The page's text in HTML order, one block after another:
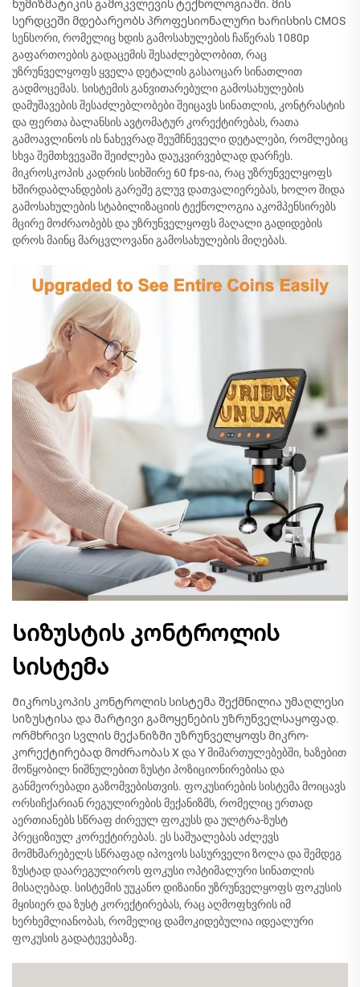
ნუმიზმატიკის გამოკვლევის ტექნოლოგიაში. მის
სერდცეში მდებარეობს პროფესიონალური ხარისხის CMOS
სენსორი, რომელიც ხდის გამოსახულების ჩაწერას 1080p
გაფართოების გადაცემის შესაძლებლობით, რაც
უზრუნველყოფს ყველა დეტალის გასაოცარ სინათლით
გადმოცემას. სისტემის განვითარებული გამოსახულების
დამუშავების შესაძლებლობები შეიცავს სინათლის, კონტრასტის
და ფერთა ბალანსის ავტომატურ კორექტირებას, რათა
გამოავლინოს ის ნახევრად შეუმჩნეველი დეტალები, რომლებიც
სხვა შემთხვევაში შეიძლება დაუკვირვებლად დარჩეს.
მიკროსკოპის კადრის სიხშირე 60 fps-ია, რაც უზრუნველყოფს
ხშირდაბლანდების გარეშე გლუვ დათვალიერებას, ხოლო შიდა
გამოსახულების სტაბილიზაციის ტექნოლოგია აკომპენსირებს
მცირე მოძრაობებს და უზრუნველყოფს მაღალი გადიდების
დროს მაინც მარცვლოვანი გამოსახულების მიღებას.
Სიზუსტის კონტროლის
სისტემა
Მიკროსკოპის კონტროლის სისტემა შექმნილია უმაღლესი
სიზუსტისა და მარტივი გამოყენების უზრუნველსაყოფად.
ორმხრივი სვლის მექანიზმი უზრუნველყოფს მიკრო-
კორექტირებად მოძრაობას X და Y მიმართულებებში, ხაზებით
მოწყობილ ნიშნულებით ზუსტი პოზიციონირებისა და
განმეორებადი გაზომვებისთვის. ფოკუსირების სისტემა მოიცავს
ორსიჩქარიან რეგულირების მექანიზმს, რომელიც ერთად
აერთიანებს სწრაფ ძირეულ ფოკუსს და ულტრა-ზუსტ
პრეციზიულ კორექტირებას. ეს საშუალებას აძლევს
მომხმარებელს სწრაფად იპოვოს სასურველი ზოლა და შემდეგ
ზუსტად დაარეგულიროს ფოკუსი ოპტიმალური სინათლის
მისაღებად. სისტემის უუკანო დიზაინი უზრუნველყოფს ფოკუსის
მყისიერ და ზუსტ კორექტირებას, რაც აღმოფხვრის იმ
ხერხემლიანობას, რომელიც დამოკიდებულია იდეალური
ფოკუსის გადატევებაზე.